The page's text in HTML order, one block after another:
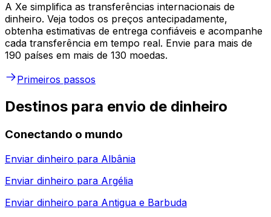
A Xe simplifica as transferências internacionais de
dinheiro. Veja todos os preços antecipadamente,
obtenha estimativas de entrega confiáveis e acompanhe
cada transferência em tempo real. Envie para mais de
190 países em mais de 130 moedas.
Primeiros passos
Destinos para envio de dinheiro
Conectando o mundo
Enviar dinheiro para Albânia
Enviar dinheiro para Argélia
Enviar dinheiro para Antigua e Barbuda